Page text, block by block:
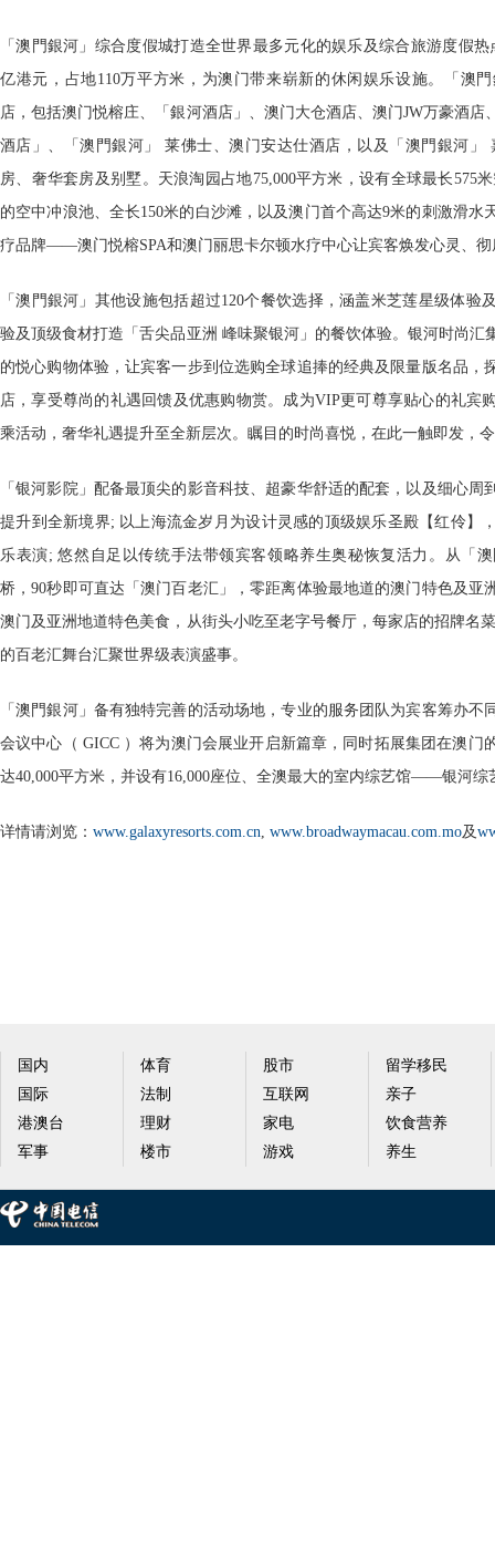
「澳門銀河」综合度假城打造全世界最多元化的娱乐及综合旅游度假
亿港元，占地110万平方米，为澳门带来崭新的休闲娱乐设施。「澳
店，包括澳门悦榕庄、「銀河酒店」、澳门大仓酒店、澳门JW万豪酒店
酒店」、「澳門銀河」 莱佛士、澳门安达仕酒店，以及「澳門銀河」
房、奢华套房及别墅。天浪淘园占地75,000平方米，设有全球最长575
的空中冲浪池、全长150米的白沙滩，以及澳门首个高达9米的刺激滑水
疗品牌——澳门悦榕SPA和澳门丽思卡尔顿水疗中心让宾客焕发心灵、彻
「澳門銀河」其他设施包括超过120个餐饮选择，涵盖米芝莲星级体验
验及顶级食材打造「舌尖品亚洲 峰味聚银河」的餐饮体验。银河时尚汇
的悦心购物体验，让宾客一步到位选购全球追捧的经典及限量版名品，
店，享受尊尚的礼遇回馈及优惠购物赏。成为VIP更可尊享贴心的礼宾
乘活动，奢华礼遇提升至全新层次。瞩目的时尚喜悦，在此一触即发，
「银河影院」配备最顶尖的影音科技、超豪华舒适的配套，以及细心周
提升到全新境界; 以上海流金岁月为设计灵感的顶级娱乐圣殿【红伶】
乐表演; 悠然自足以传统手法带领宾客领略养生奥秘恢复活力。从「
桥，90秒即可直达「澳门百老汇」，零距离体验最地道的澳门特色及亚
澳门及亚洲地道特色美食，从街头小吃至老字号餐厅，每家店的招牌名
的百老汇舞台汇聚世界级表演盛事。
「澳門銀河」备有独特完善的活动场地，专业的服务团队为宾客筹办不
会议中心（ GICC ）将为澳门会展业开启新篇章，同时拓展集团在澳门
达40,000平方米，并设有16,000座位、全澳最大的室内综艺馆——银河综
详情请浏览： www.galaxyresorts.com.cn, www.broadwaymacau.com.mo及
国内
国际
港澳台
军事
体育
法制
理财
楼市
股市
互联网
家电
游戏
留学移民
亲子
饮食营养
养生